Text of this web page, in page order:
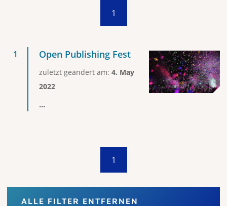
1
Open Publishing Fest
zuletzt geändert am: 4. May
2022
...
1
ALLE FILTER ENTFERNEN